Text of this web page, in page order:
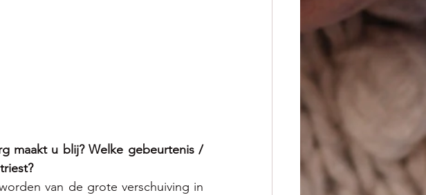
maakt u blij? Welke gebeurtenis /
van de grote verschuiving in